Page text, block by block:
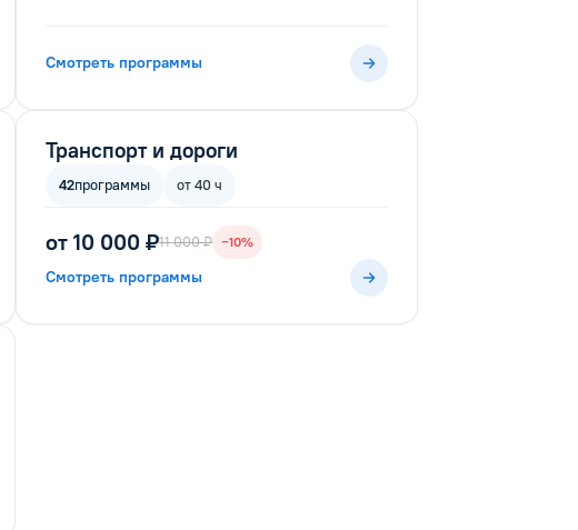
Смотреть программы
Транспорт и дороги
42программы от 40 ч
от 10 000 ₽11 000 ₽ −10%
Смотреть программы